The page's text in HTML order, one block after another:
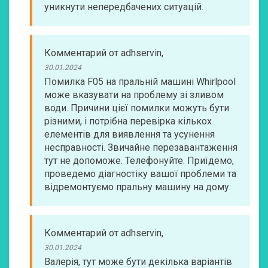
уникнути непередбачених ситуацій.
Комментарий от adhservin,
30.01.2024
Помилка F05 на пральній машині Whirlpool
може вказувати на проблему зі зливом
води. Причини цієї помилки можуть бути
різними, і потрібна перевірка кількох
елементів для виявлення та усунення
несправності. Звичайне перезавантаження
тут не допоможе. Телефонуйте. Приїдемо,
проведемо діагностіку вашої проблеми та
відремонтуємо пральну машину на дому.
Комментарий от adhservin,
30.01.2024
Валерія, тут може бути декілька варіантів